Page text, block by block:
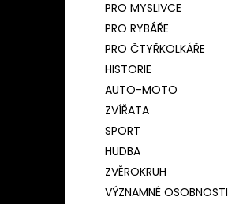
PRO MYSLIVCE
PRO RYBÁŘE
PRO ČTYŘKOLKÁŘE
HISTORIE
AUTO-MOTO
ZVÍŘATA
SPORT
HUDBA
ZVĚROKRUH
VÝZNAMNÉ OSOBNOSTI